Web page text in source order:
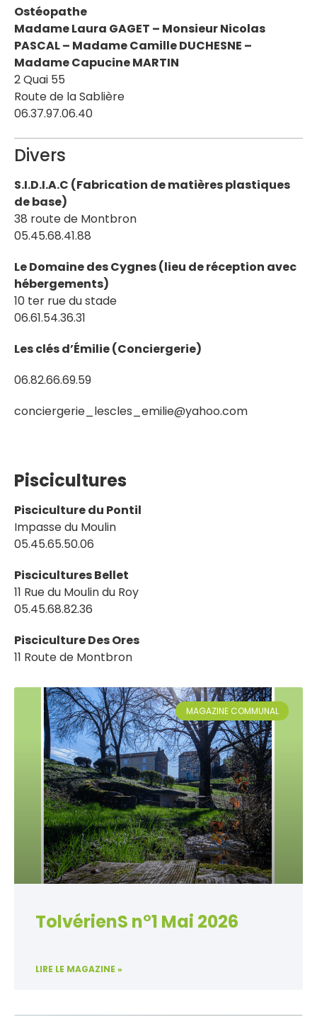
Ostéopathe
Madame Laura GAGET – Monsieur Nicolas
PASCAL – Madame Camille DUCHESNE –
Madame Capucine MARTIN
2 Quai 55
Route de la Sablière
06.37.97.06.40
Divers
S.I.D.I.A.C (Fabrication de matières plastiques
de base)
38 route de Montbron
05.45.68.41.88
Le Domaine des Cygnes (lieu de réception avec
hébergements)
10 ter rue du stade
06.61.54.36.31
Les clés d’Émilie (Conciergerie)
06.82.66.69.59
conciergerie_lescles_emilie@yahoo.com
Piscicultures
Pisciculture du Pontil
Impasse du Moulin
05.45.65.50.06
Piscicultures Bellet
11 Rue du Moulin du Roy
05.45.68.82.36
Pisciculture Des Ores
11 Route de Montbron
MAGAZINE COMMUNAL
TolvérienS n°1 Mai 2026
LIRE LE MAGAZINE »